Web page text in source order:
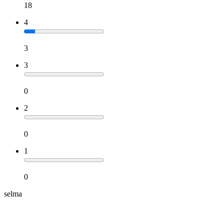
18
4
3
3
0
2
0
1
0
selma